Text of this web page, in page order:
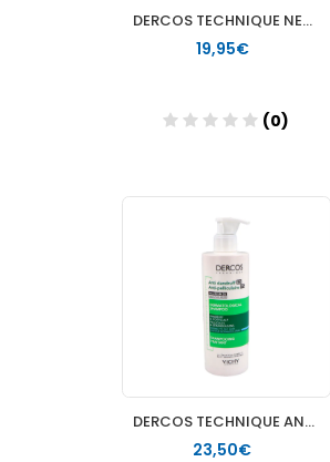
DERCOS TECHNIQUE NEOGENIC CHAMPU REDENSIFICANTE 1 ENVASE 20
19,95€
(0)
DERCOS TECHNIQUE ANTICASPA CHAMPU C GRASO 1 ENVASE 400 ML
23,50€